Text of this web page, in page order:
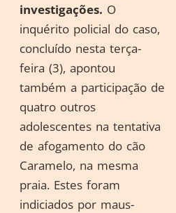
investigações. O
inquérito policial do caso,
concluído nesta terça-
feira (3), apontou
também a participação de
quatro outros
adolescentes na tentativa
de afogamento do cão
Caramelo, na mesma
praia. Estes foram
indiciados por maus-